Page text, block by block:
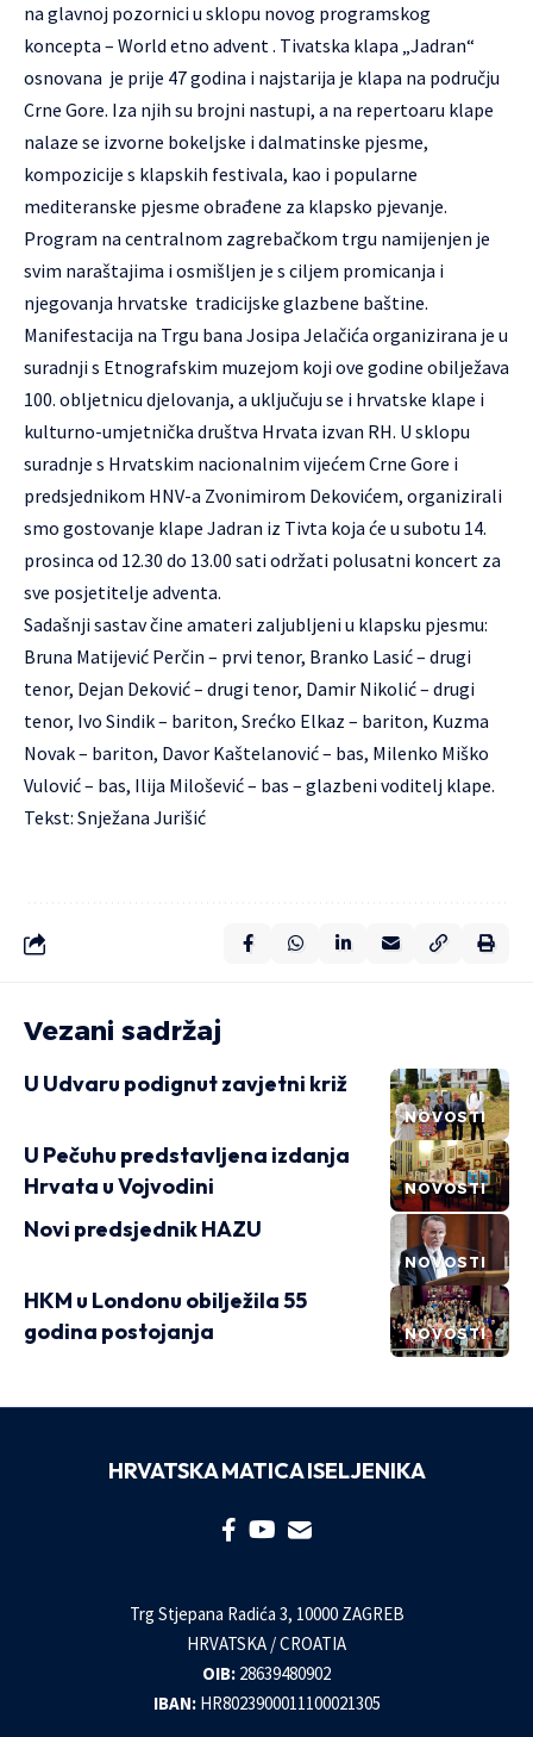
na glavnoj pozornici u sklopu novog programskog
koncepta – World etno advent . Tivatska klapa „Jadran“
osnovana je prije 47 godina i najstarija je klapa na području
Crne Gore. Iza njih su brojni nastupi, a na repertoaru klape
nalaze se izvorne bokeljske i dalmatinske pjesme,
kompozicije s klapskih festivala, kao i popularne
mediteranske pjesme obrađene za klapsko pjevanje.
Program na centralnom zagrebačkom trgu namijenjen je
svim naraštajima i osmišljen je s ciljem promicanja i
njegovanja hrvatske tradicijske glazbene baštine.
Manifestacija na Trgu bana Josipa Jelačića organizirana je u
suradnji s Etnografskim muzejom koji ove godine obilježava
100. obljetnicu djelovanja, a uključuju se i hrvatske klape i
kulturno-umjetnička društva Hrvata izvan RH. U sklopu
suradnje s Hrvatskim nacionalnim vijećem Crne Gore i
predsjednikom HNV-a Zvonimirom Dekovićem, organizirali
smo gostovanje klape Jadran iz Tivta koja će u subotu 14.
prosinca od 12.30 do 13.00 sati održati polusatni koncert za
sve posjetitelje adventa.
Sadašnji sastav čine amateri zaljubljeni u klapsku pjesmu:
Bruna Matijević Perčin – prvi tenor, Branko Lasić – drugi
tenor, Dejan Deković – drugi tenor, Damir Nikolić – drugi
tenor, Ivo Sindik – bariton, Srećko Elkaz – bariton, Kuzma
Novak – bariton, Davor Kaštelanović – bas, Milenko Miško
Vulović – bas, Ilija Milošević – bas – glazbeni voditelj klape.
Tekst: Snježana Jurišić
Vezani sadržaj
NOVOSTI
U Udvaru podignut zavjetni križ
NOVOSTI
U Pečuhu predstavljena izdanja
Hrvata u Vojvodini
NOVOSTI
Novi predsjednik HAZU
NOVOSTI
HKM u Londonu obilježila 55
godina postojanja
HRVATSKA MATICA ISELJENIKA
Trg Stjepana Radića 3, 10000 ZAGREB
HRVATSKA / CROATIA
OIB: 28639480902
IBAN: HR8023900011100021305